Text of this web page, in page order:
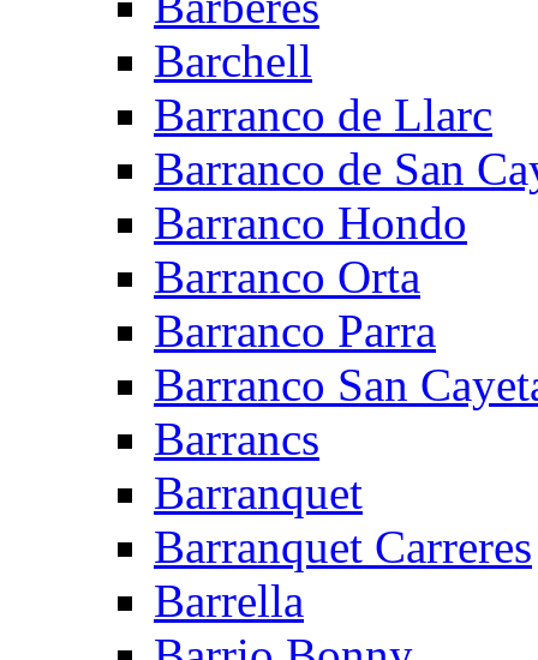
Barchell
Barranco de Llarc
Barranco de San
Barranco Hondo
Barranco Orta
Barranco Parra
Barranco San
Barrancs
Barranquet
Barranquet Carreres
Barrella